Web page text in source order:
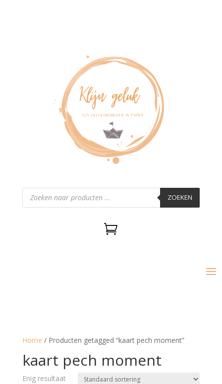
Producten
zoeken ZOEKEN

Home / Producten getagged “kaart pech moment”
kaart pech moment
Enig resultaat